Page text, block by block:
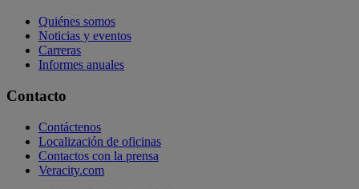
Quiénes somos
Noticias y eventos
Carreras
Informes anuales
Contacto
Contáctenos
Localización de oficinas
Contactos con la prensa
Veracity.com